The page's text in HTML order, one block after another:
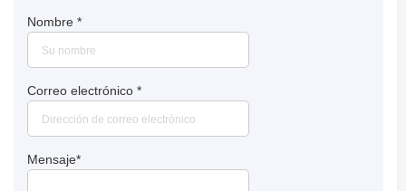
Nombre *
Correo electrónico *
Mensaje*